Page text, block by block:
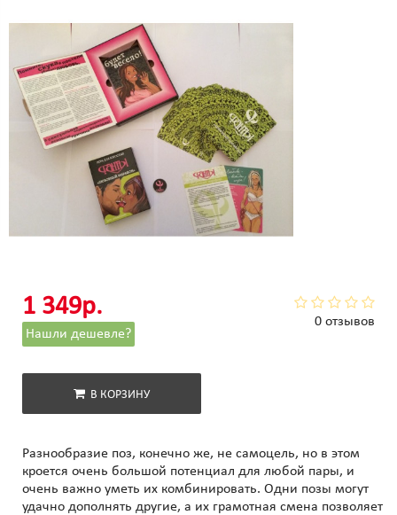
0 отзывов
1 349р.
Нашли дешевле?
В КОРЗИНУ
Разнообразие поз, конечно же, не самоцель, но в этом
кроется очень большой потенциал для любой пары, и
очень важно уметь их комбинировать. Одни позы могут
удачно дополнять другие, а их грамотная смена позволяет